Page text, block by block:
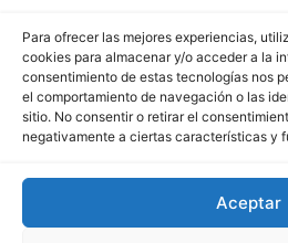
Para ofrecer las mejores experiencias,
cookies para almacenar y/o acceder a la
consentimiento de estas tecnologías nos
el comportamiento de navegación o las
sitio. No consentir o retirar el
negativamente a ciertas características y
Aceptar